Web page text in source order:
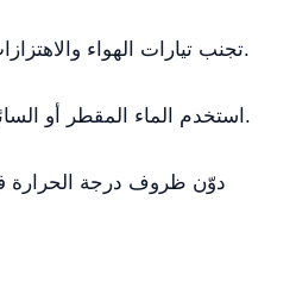
تجنب تيارات الهواء والاهتزازات على طاولة العمل.
استخدم الماء المقطر أو السائل المرجعي المعتمد.
دوّن ظروف درجة